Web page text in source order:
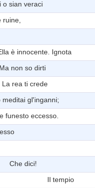
o sian veraci
ruine,
Ignota
non so dirti
La rea ti crede
gl'inganni;
funesto eccesso.